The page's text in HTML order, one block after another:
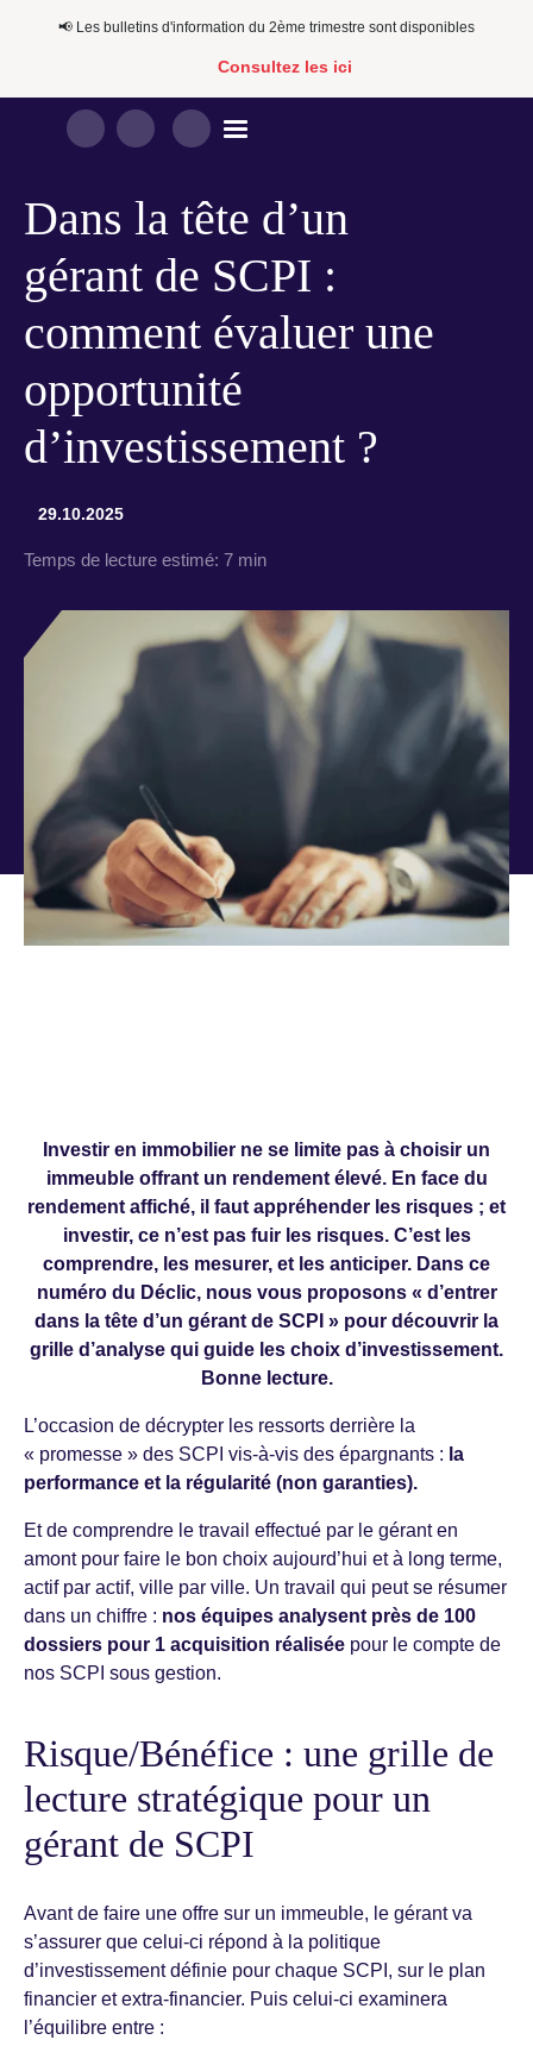
📢​​ Les bulletins d'information du 2ème trimestre sont disponibles
Consultez les ici
Dans la tête d’un
gérant de SCPI :
comment évaluer une
opportunité
d’investissement ?
29.10.2025
Temps de lecture estimé: 7 min
Investir en immobilier ne se limite pas à choisir un
immeuble offrant un rendement élevé. En face du
rendement affiché, il faut appréhender les risques ; et
investir, ce n’est pas fuir les risques. C’est les
comprendre, les mesurer, et les anticiper. Dans ce
numéro du Déclic, nous vous proposons « d’entrer
dans la tête d’un gérant de SCPI » pour découvrir la
grille d’analyse qui guide les choix d’investissement.
Bonne lecture.
L’occasion de décrypter les ressorts derrière la
« promesse » des SCPI vis-à-vis des épargnants : la
performance et la régularité (non garanties).
Et de comprendre le travail effectué par le gérant en
amont pour faire le bon choix aujourd’hui et à long terme,
actif par actif, ville par ville. Un travail qui peut se résumer
dans un chiffre : nos équipes analysent près de 100
dossiers pour 1 acquisition réalisée pour le compte de
nos SCPI sous gestion.
Risque/Bénéfice : une grille de
lecture stratégique pour un
gérant de SCPI
Avant de faire une offre sur un immeuble, le gérant va
s’assurer que celui-ci répond à la politique
d’investissement définie pour chaque SCPI, sur le plan
financier et extra-financier. Puis celui-ci examinera
l’équilibre entre :